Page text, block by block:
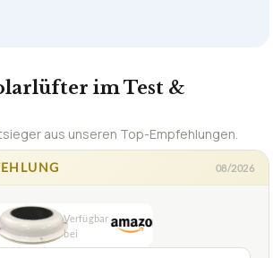
im Test &
aus unseren Top-Empfehlungen.
08/2026